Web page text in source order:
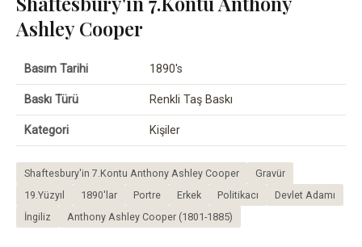
Ashley Cooper
Basım Tarihi 1890's
Baskı Türü Renkli Taş Baskı
Kategori Kişiler
Shaftesbury'in 7.Kontu Anthony Ashley Cooper
Gravür
19.Yüzyıl
1890'lar Portre Erkek Politikacı
Devlet Adamı
İngiliz
Anthony Ashley Cooper (1801-1885)